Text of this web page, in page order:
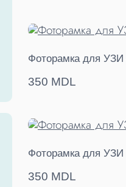
Фоторамка для УЗИ
350 MDL
Фоторамка для УЗИ
350 MDL